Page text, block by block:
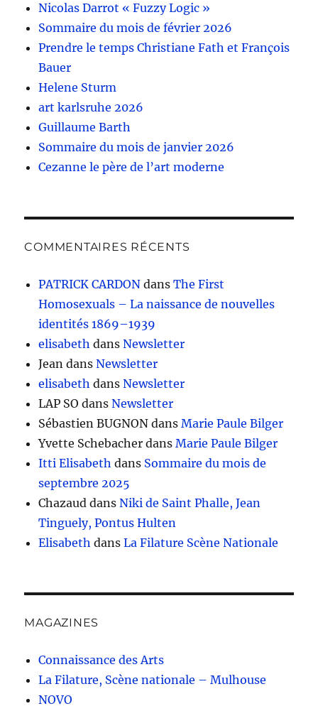
Nicolas Darrot « Fuzzy Logic »
Sommaire du mois de février 2026
Prendre le temps Christiane Fath et François
Bauer
Helene Sturm
art karlsruhe 2026
Guillaume Barth
Sommaire du mois de janvier 2026
Cezanne le père de l’art moderne
COMMENTAIRES RÉCENTS
PATRICK CARDON dansThe First
Homosexuals – La naissance de nouvelles
identités 1869–1939
elisabeth dansNewsletter
Jean dansNewsletter
elisabeth dansNewsletter
LAP SO dansNewsletter
Sébastien BUGNON dansMarie Paule Bilger
Yvette Schebacher dansMarie Paule Bilger
Itti Elisabeth dans Sommaire du mois de
septembre 2025
Chazaud dansNiki de Saint Phalle, Jean
Tinguely, Pontus Hulten
Elisabeth dansLa Filature Scène Nationale
MAGAZINES
Connaissance des Arts
La Filature, Scène nationale – Mulhouse
NOVO